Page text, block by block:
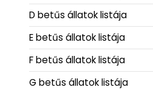
D betűs állatok listája
E betűs állatok listája
F betűs állatok listája
G betűs állatok listája